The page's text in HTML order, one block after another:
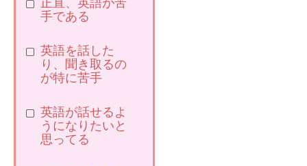
正直、英語が苦
手である
英語を話した
り、聞き取るの
が特に苦手
英語が話せるよ
うになりたいと
思ってる